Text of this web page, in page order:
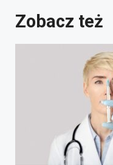
Zobacz też